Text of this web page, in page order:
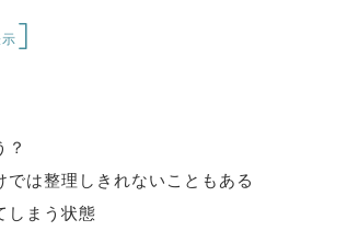
]
？
は整理しきれないこともある
しまう状態